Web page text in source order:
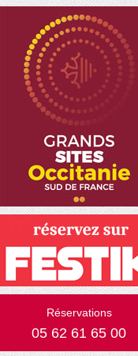
Réservations
05 62 61 65 00